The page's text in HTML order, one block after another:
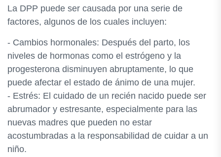
La DPP puede ser causada por una serie de
factores, algunos de los cuales incluyen:
- Cambios hormonales: Después del parto, los
niveles de hormonas como el estrógeno y la
progesterona disminuyen abruptamente, lo que
puede afectar el estado de ánimo de una mujer.
- Estrés: El cuidado de un recién nacido puede ser
abrumador y estresante, especialmente para las
nuevas madres que pueden no estar
acostumbradas a la responsabilidad de cuidar a un
niño.